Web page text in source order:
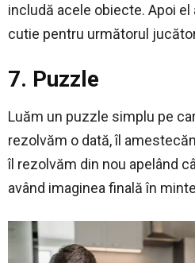
includă acele obiecte. Apoi
cutie pentru următorul
7. Puzzle
Luăm un puzzle simplu pe
rezolvăm o dată, îl
îl rezolvăm din nou apelând
având imaginea finală în